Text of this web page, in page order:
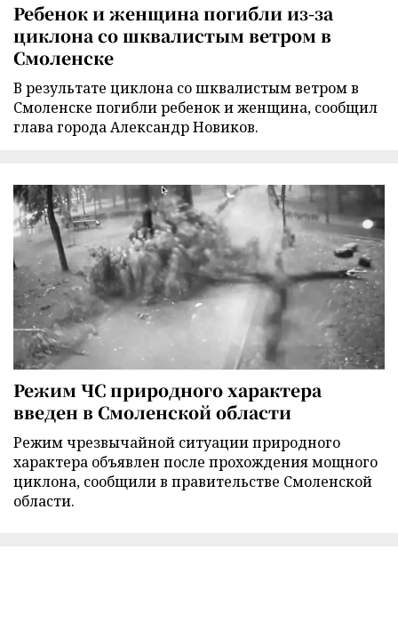
Ребенок и женщина погибли из-за
циклона со шквалистым ветром в
Смоленске
В результате циклона со шквалистым ветром в
Смоленске погибли ребенок и женщина, сообщил
глава города Александр Новиков.
Режим ЧС природного характера
введен в Смоленской области
Режим чрезвычайной ситуации природного
характера объявлен после прохождения мощного
циклона, сообщили в правительстве Смоленской
области.